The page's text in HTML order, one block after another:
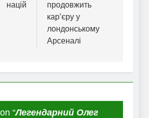
націй
продовжить
кар’єру у
лондонському
Арсеналі
“Легендарний Олег